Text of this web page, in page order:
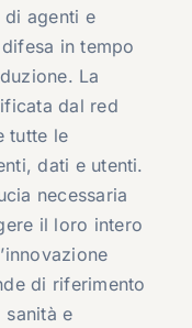
di agenti e
in tempo
La
dal red
tutte le
dati e utenti.
necessaria
il loro intero
di riferimento
e